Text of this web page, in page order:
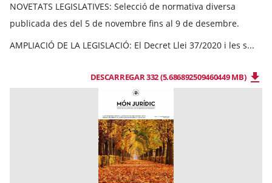
NOVETATS LEGISLATIVES: Selecció de normativa diversa
publicada des del 5 de novembre fins al 9 de desembre.
AMPLIACIÓ DE LA LEGISLACIÓ: El Decret Llei 37/2020 i les s...
DESCARREGAR 332 (5.686892509460449 MB)